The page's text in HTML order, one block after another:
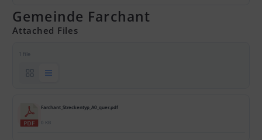
Gemeinde Farchant
Attached Files
1 file
Farchant_Streckentyp_A0_quer.pdf
0 KB